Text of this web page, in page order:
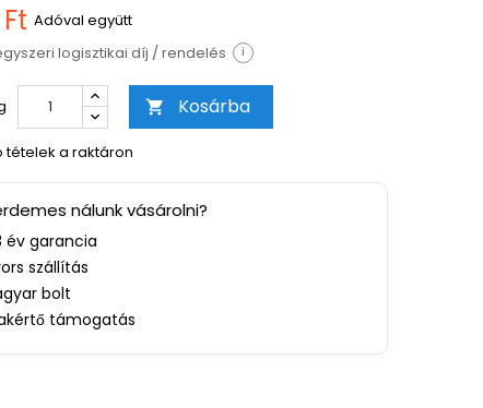
Adóval együtt
logisztikai díj / rendelés i
 Kosárba
tételek a raktáron
nálunk vásárolni?
év garancia
szállítás
bolt
támogatás